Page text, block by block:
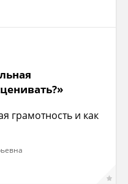
грамотность и как